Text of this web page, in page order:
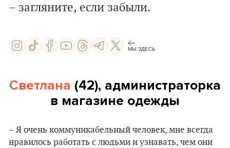
– загляните, если забыли.
МЫ ЗДЕСЬ
Светлана (42), администраторка
в магазине одежды
– Я очень коммуникабельный человек, мне всегда
нравилось работать с людьми и узнавать, чем они